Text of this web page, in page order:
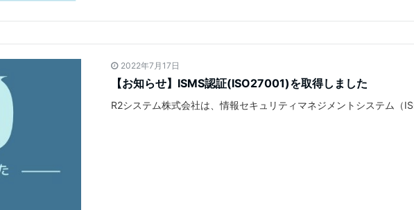
2022年7月17日
【お知らせ】ISMS認証(ISO27001)を取得しました
R2システム株式会社は、情報セキュリティマネジメントシステム（